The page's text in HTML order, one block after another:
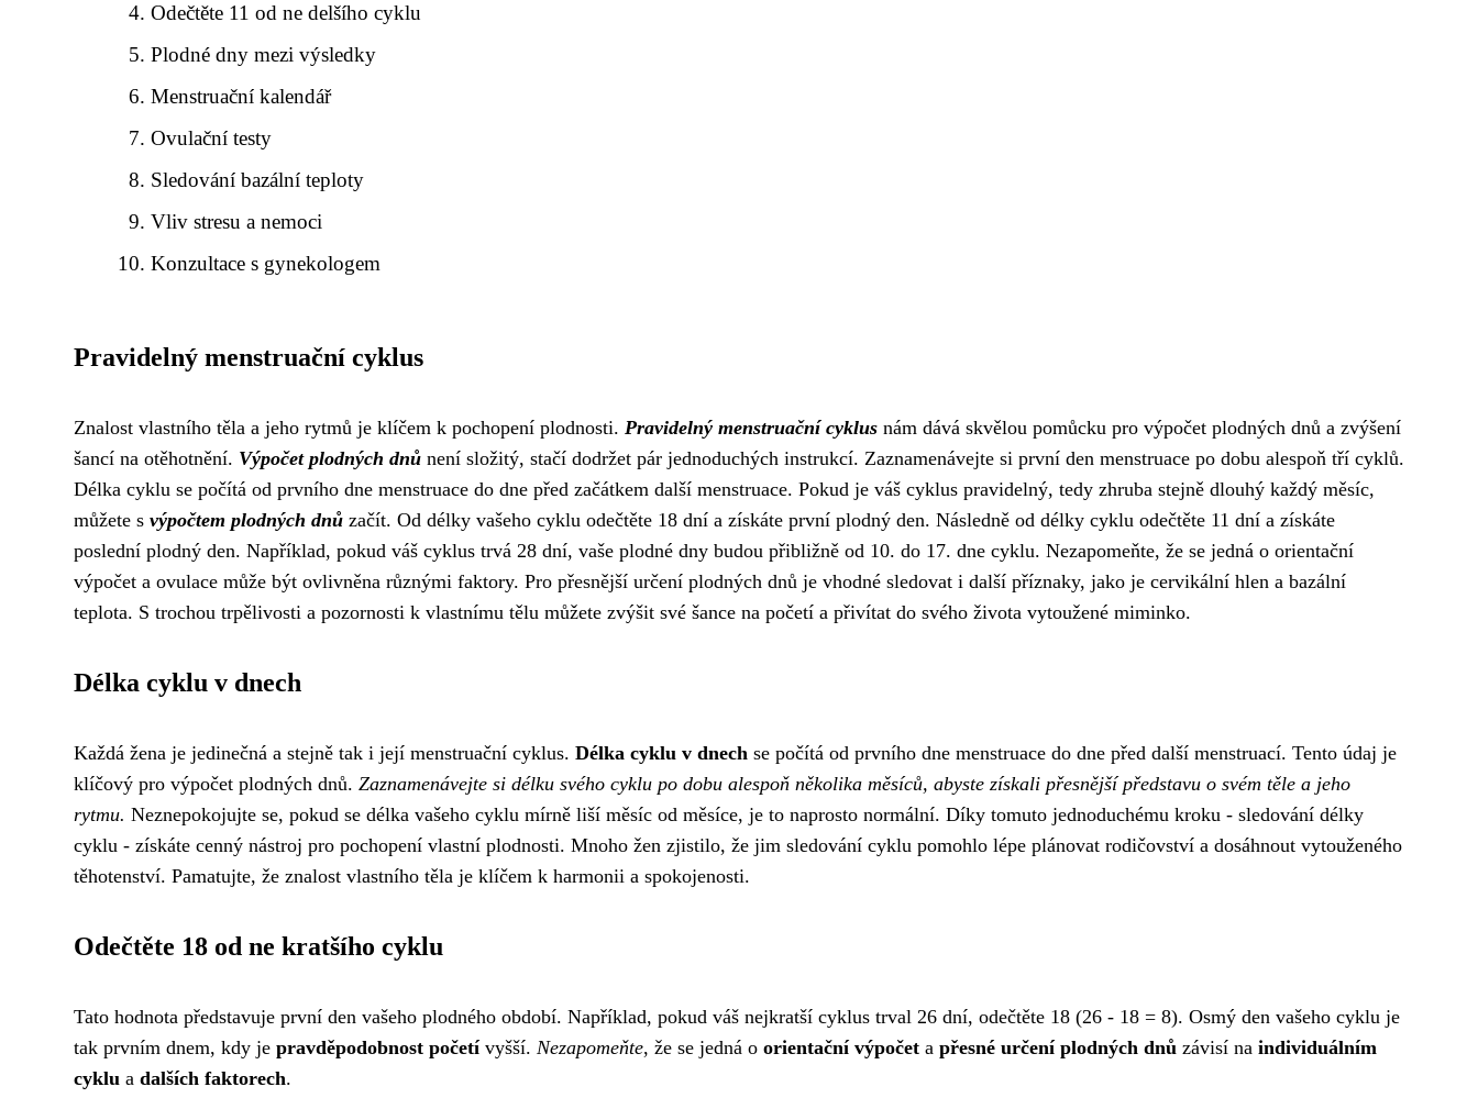
Odečtěte 11 od ne delšího cyklu
Plodné dny mezi výsledky
Menstruační kalendář
Ovulační testy
Sledování bazální teploty
Vliv stresu a nemoci
Konzultace s gynekologem
Pravidelný menstruační cyklus
Znalost vlastního těla a jeho rytmů je klíčem k pochopení plodnosti. Pravidelný menstruační cyklus nám dává skvělou pomůcku pro výpočet plodných dnů a zvýšení
šancí na otěhotnění. Výpočet plodných dnů není složitý, stačí dodržet pár jednoduchých instrukcí. Zaznamenávejte si první den menstruace po dobu alespoň tří cyklů.
Délka cyklu se počítá od prvního dne menstruace do dne před začátkem další menstruace. Pokud je váš cyklus pravidelný, tedy zhruba stejně dlouhý každý měsíc,
můžete s výpočtem plodných dnů začít. Od délky vašeho cyklu odečtěte 18 dní a získáte první plodný den. Následně od délky cyklu odečtěte 11 dní a získáte
poslední plodný den. Například, pokud váš cyklus trvá 28 dní, vaše plodné dny budou přibližně od 10. do 17. dne cyklu. Nezapomeňte, že se jedná o orientační
výpočet a ovulace může být ovlivněna různými faktory. Pro přesnější určení plodných dnů je vhodné sledovat i další příznaky, jako je cervikální hlen a bazální
teplota. S trochou trpělivosti a pozornosti k vlastnímu tělu můžete zvýšit své šance na početí a přivítat do svého života vytoužené miminko.
Délka cyklu v dnech
Každá žena je jedinečná a stejně tak i její menstruační cyklus. Délka cyklu v dnech se počítá od prvního dne menstruace do dne před další menstruací. Tento údaj je
klíčový pro výpočet plodných dnů. Zaznamenávejte si délku svého cyklu po dobu alespoň několika měsíců, abyste získali přesnější představu o svém těle a jeho
rytmu. Neznepokojujte se, pokud se délka vašeho cyklu mírně liší měsíc od měsíce, je to naprosto normální. Díky tomuto jednoduchému kroku - sledování délky
cyklu - získáte cenný nástroj pro pochopení vlastní plodnosti. Mnoho žen zjistilo, že jim sledování cyklu pomohlo lépe plánovat rodičovství a dosáhnout vytouženého
těhotenství. Pamatujte, že znalost vlastního těla je klíčem k harmonii a spokojenosti.
Odečtěte 18 od ne kratšího cyklu
Tato hodnota představuje první den vašeho plodného období. Například, pokud váš nejkratší cyklus trval 26 dní, odečtěte 18 (26 - 18 = 8). Osmý den vašeho cyklu je
tak prvním dnem, kdy je pravděpodobnost početívyšší. Nezapomeňte, že se jedná o orientační výpočet a přesné určení plodných dnů závisí na individuálním
cyklu a dalších faktorech.